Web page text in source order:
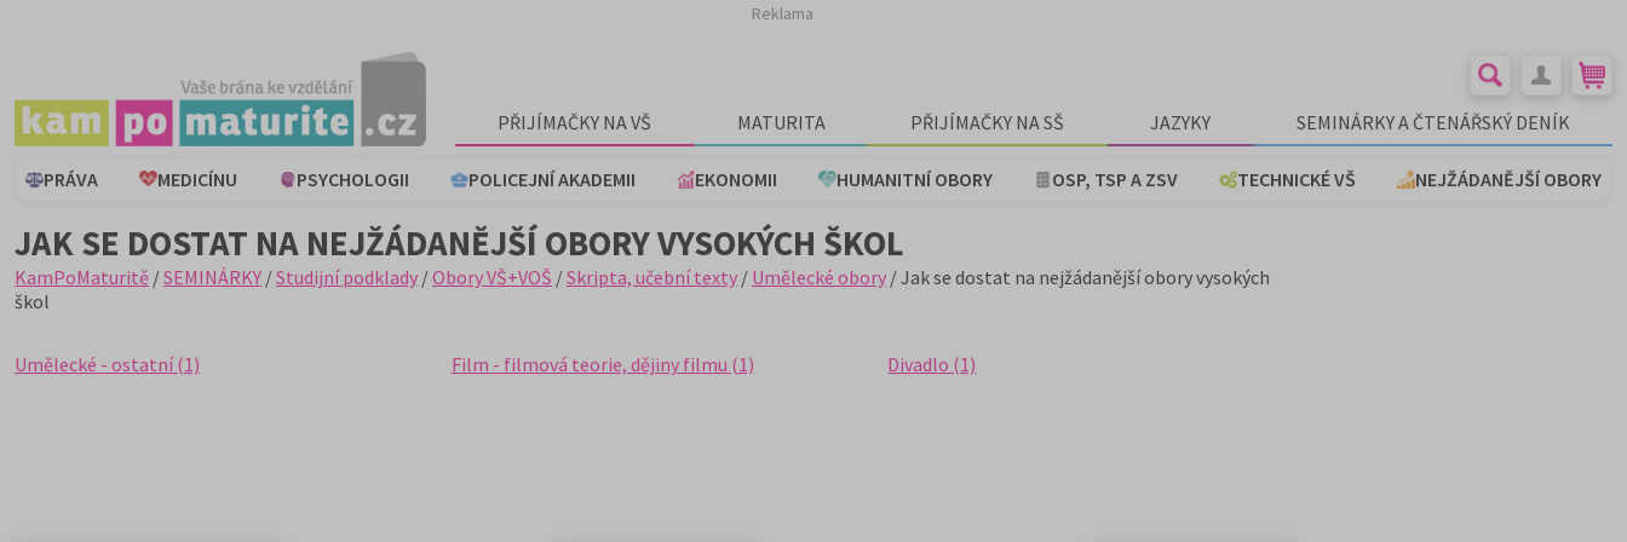
Reklama
PŘIJÍMAČKY NA VŠ MATURITA PŘIJÍMAČKY NA SŠ JAZYKY SEMINÁRKY A ČTENÁŘSKÝ DENÍK
PRÁVA MEDICÍNU PSYCHOLOGII POLICEJNÍ AKADEMII EKONOMII HUMANITNÍ OBORY OSP, TSP A ZSV TECHNICKÉ VŠ NEJŽÁDANĚJŠÍ OBORY
JAK SE DOSTAT NA NEJŽÁDANĚJŠÍ OBORY VYSOKÝCH ŠKOL
KamPoMaturitě /SEMINÁRKY /Studijní podklady /Obory VŠ+VOŠ /Skripta, učební texty / Umělecké obory / Jak se dostat na nejžádanější obory vysokých
škol
Umělecké - ostatní (1) Film - filmová teorie, dějiny filmu (1) Divadlo (1)